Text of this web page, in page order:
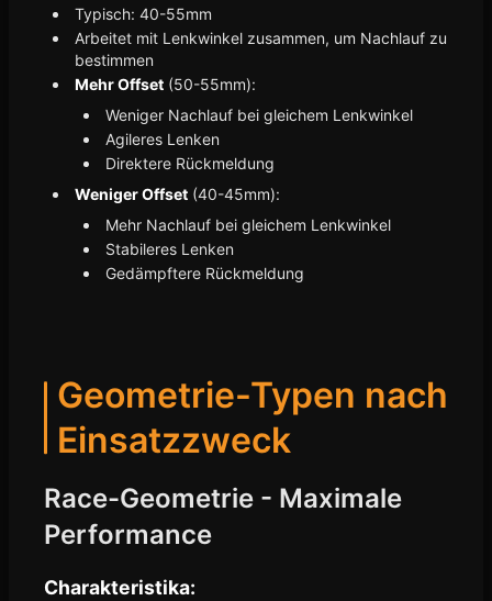
Typisch: 40-55mm
Arbeitet mit Lenkwinkel zusammen, um Nachlauf zu
bestimmen
Mehr Offset (50-55mm):
Weniger Nachlauf bei gleichem Lenkwinkel
Agileres Lenken
Direktere Rückmeldung
Weniger Offset (40-45mm):
Mehr Nachlauf bei gleichem Lenkwinkel
Stabileres Lenken
Gedämpftere Rückmeldung
Geometrie-Typen nach
Einsatzzweck
Race-Geometrie - Maximale
Performance
Charakteristika: